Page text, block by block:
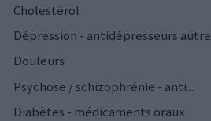
Cholestérol
Dépression - antidépresseurs autre
Douleurs
Psychose / schizophrénie - anti...
Diabètes - médicaments oraux